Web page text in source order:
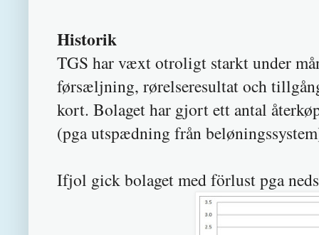
Historik
TGS har væxt otroligt starkt under
førsæljning, rørelseresultat och
kort. Bolaget har gjort ett antal
(pga utspædning från
Ifjol gick bolaget med förlust pga